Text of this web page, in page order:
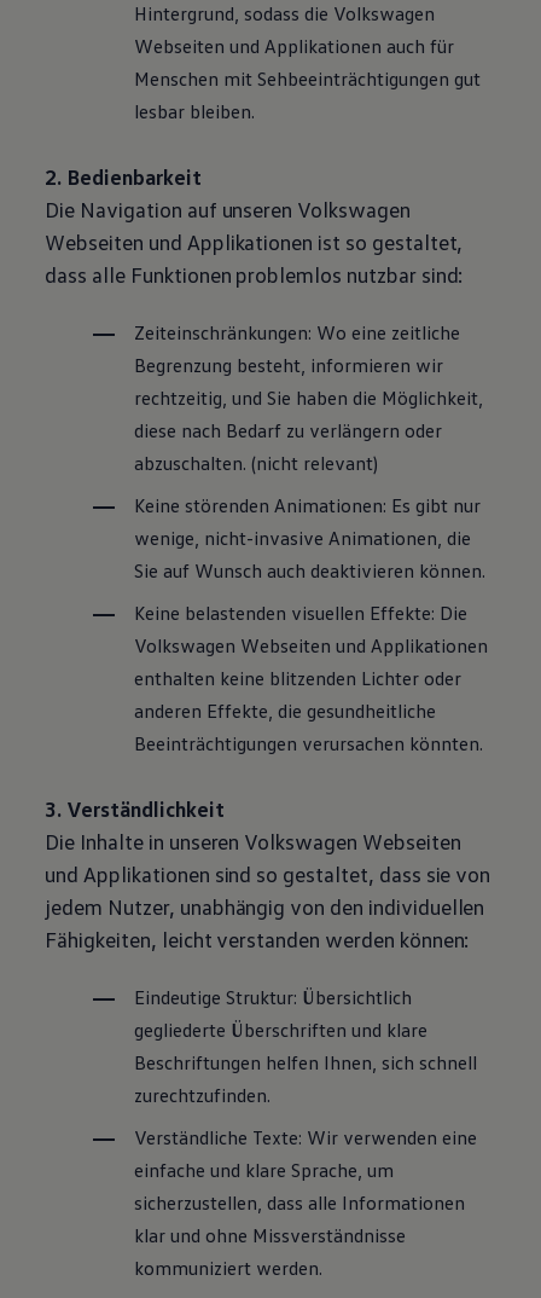
Hintergrund, sodass die Volkswagen
Webseiten und Applikationen auch für
Menschen mit Sehbeeinträchtigungen gut
lesbar bleiben.
2. Bedienbarkeit
Die Navigation auf unseren Volkswagen
Webseiten und Applikationen ist so gestaltet,
dass alle Funktionen problemlos nutzbar sind:
Zeiteinschränkungen: Wo eine zeitliche
Begrenzung besteht, informieren wir
rechtzeitig, und Sie haben die Möglichkeit,
diese nach Bedarf zu verlängern oder
abzuschalten. (nicht relevant)
Keine störenden Animationen: Es gibt nur
wenige, nicht-invasive Animationen, die
Sie auf Wunsch auch deaktivieren können.
Keine belastenden visuellen Effekte: Die
Volkswagen Webseiten und Applikationen
enthalten keine blitzenden Lichter oder
anderen Effekte, die gesundheitliche
Beeinträchtigungen verursachen könnten.
3. Verständlichkeit
Die Inhalte in unseren Volkswagen Webseiten
und Applikationen sind so gestaltet, dass sie von
jedem Nutzer, unabhängig von den individuellen
Fähigkeiten, leicht verstanden werden können:
Eindeutige Struktur: Übersichtlich
gegliederte Überschriften und klare
Beschriftungen helfen Ihnen, sich schnell
zurechtzufinden.
Verständliche Texte: Wir verwenden eine
einfache und klare Sprache, um
sicherzustellen, dass alle Informationen
klar und ohne Missverständnisse
kommuniziert werden.